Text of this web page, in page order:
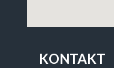
KONTAKT